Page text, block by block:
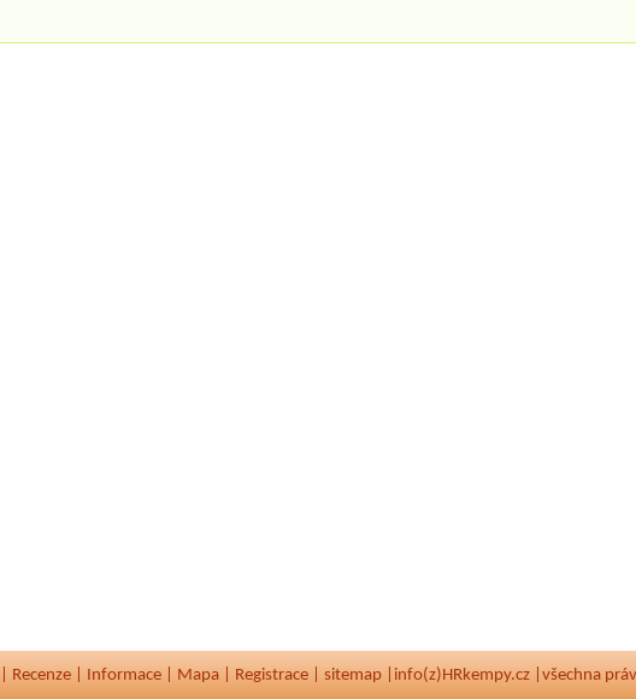
Recenze Informace Mapa Registrace sitemap info(z)HRkempy.cz | všechna